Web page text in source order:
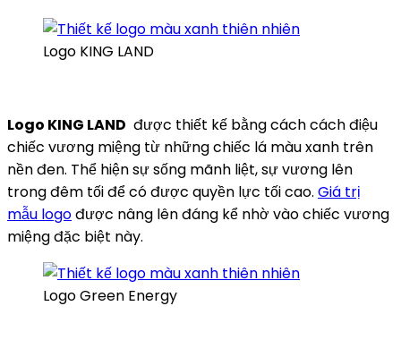
Logo KING LAND
Logo KING LAND được thiết kế bằng cách cách điệu
chiếc vương miệng từ những chiếc lá màu xanh trên
nền đen. Thể hiện sự sống mãnh liệt, sự vương lên
trong đêm tối để có được quyền lực tối cao. Giá trị
mẫu logođược nâng lên đáng kể nhờ vào chiếc vương
miệng đặc biệt này.
Logo Green Energy